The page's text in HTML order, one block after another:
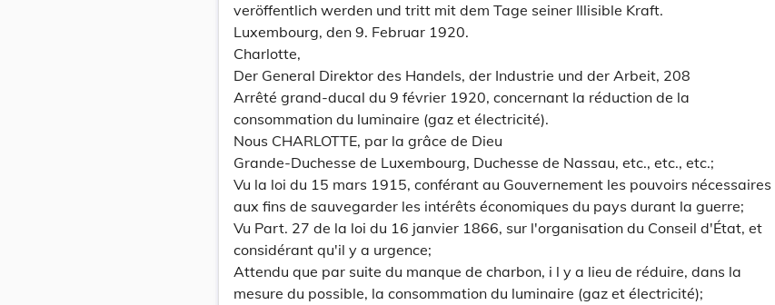
veröffentlich werden und tritt mit dem Tage seiner Illisible Kraft.
Luxembourg, den 9. Februar 1920.
Charlotte,
Der General Direktor des Handels, der Industrie und der Arbeit, 208
Arrêté grand-ducal du 9 février 1920, concernant la réduction de la
consommation du luminaire (gaz et électricité).
Nous CHARLOTTE, par la grâce de Dieu
Grande-Duchesse de Luxembourg, Duchesse de Nassau, etc., etc., etc.;
Vu la loi du 15 mars 1915, conférant au Gouvernement les pouvoirs nécessaires
aux fins de sauvegarder les intérêts économiques du pays durant la guerre;
Vu Part. 27 de la loi du 16 janvier 1866, sur l'organisation du Conseil d'État, et
considérant qu'il y a urgence;
Attendu que par suite du manque de charbon, i l y a lieu de réduire, dans la
mesure du possible, la consommation du luminaire (gaz et électricité);